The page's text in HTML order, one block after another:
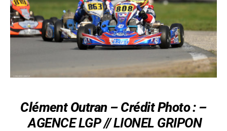
Clément Outran – Crédit Photo : –
AGENCE LGP // LIONEL GRIPON